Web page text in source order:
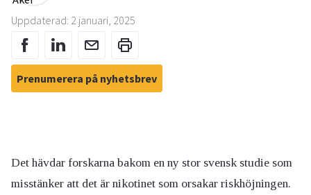
Uppdaterad: 2 januari, 2025
Prenumerera på nyhetsbrev
Det hävdar forskarna bakom en ny stor svensk studie som
misstänker att det är nikotinet som orsakar riskhöjningen.